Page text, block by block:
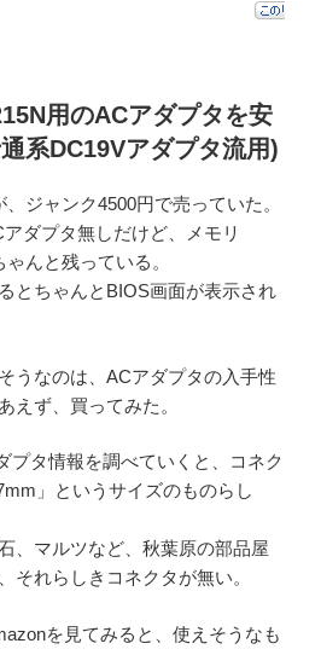
用のACアダプタを安
系DC19Vアダプタ流用)
ジャンク4500円で売っていた。
ダプタ無しだけど、メモリ
んと残っている。
とちゃんとBIOS画面が表示され
うなのは、ACアダプタの入手性
えず、買ってみた。
プタ情報を調べていくと、コネク
」というサイズのものらし
、マルツなど、秋葉原の部品屋
それらしきコネクタが無い。
を見てみると、使えそうなも